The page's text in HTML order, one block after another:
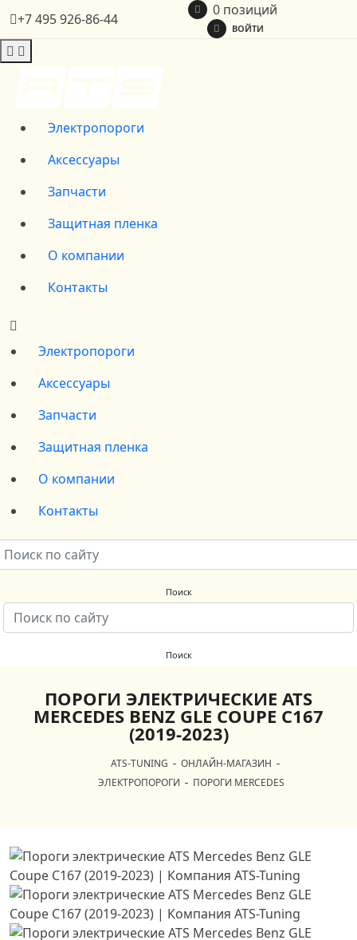
+7 495 926-86-44
0 позиций
ВОЙТИ
Электропороги
Аксессуары
Запчасти
Защитная пленка
О компании
Контакты
Электропороги
Аксессуары
Запчасти
Защитная пленка
О компании
Контакты
ПОРОГИ ЭЛЕКТРИЧЕСКИЕ ATS
MERCEDES BENZ GLE COUPE C167
(2019-2023)
ATS-TUNING
ОНЛАЙН-МАГАЗИН
ЭЛЕКТРОПОРОГИ
ПОРОГИ MERCEDES